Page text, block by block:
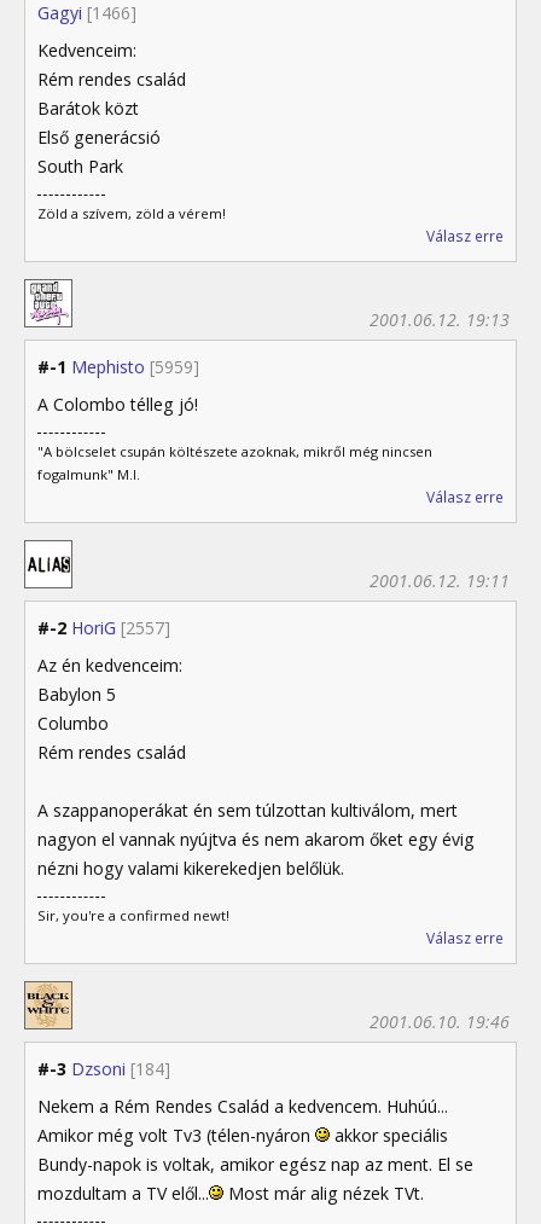
Gagyi [1466]
Kedvenceim:
Rém rendes család
Barátok közt
Első generácsió
South Park
Zöld a szívem, zöld a vérem!
Válasz erre
#-1 Mephisto [5959]
2001.06.12. 19:13
A Colombo télleg jó!
"A bölcselet csupán költészete azoknak, mikről még nincsen
fogalmunk" M.I.
Válasz erre
#-2 HoriG [2557]
2001.06.12. 19:11
Az én kedvenceim:
Babylon 5
Columbo
Rém rendes család
A szappanoperákat én sem túlzottan kultiválom, mert
nagyon el vannak nyújtva és nem akarom őket egy évig
nézni hogy valami kikerekedjen belőlük.
Sir, you're a confirmed newt!
Válasz erre
#-3 Dzsoni [184]
2001.06.10. 19:46
Nekem a Rém Rendes Család a kedvencem. Huhúú...
Amikor még volt Tv3 (télen-nyáron
akkor speciális
Bundy-napok is voltak, amikor egész nap az ment. El se
mozdultam a TV elől...
Most már alig nézek TVt.